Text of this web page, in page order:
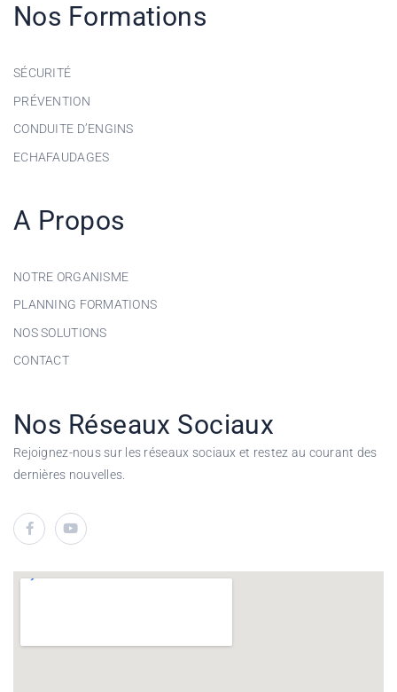
Nos Formations
SÉCURITÉ
PRÉVENTION
CONDUITE D’ENGINS
ECHAFAUDAGES
A Propos
NOTRE ORGANISME
PLANNING FORMATIONS
NOS SOLUTIONS
CONTACT
Nos Réseaux Sociaux
Rejoignez-nous sur les réseaux sociaux et restez au courant des
dernières nouvelles.